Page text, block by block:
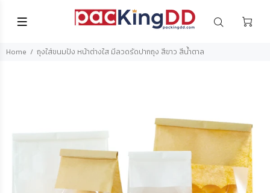
Home ถุงใส่ขนมปัง หน้าต่างใส มีลวดรัดปากถุง สีขาว สีน้ำตาล